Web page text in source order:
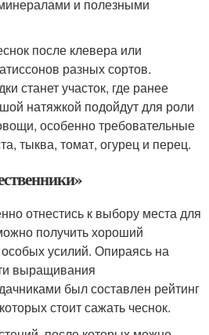
и полезными
после клевера или
разных сортов.
станет участок, где ранее
натяжкой подойдут для роли
особенно требовательные
тыква, томат, огурец и перец.
отнестись к выбору места для
получить хороший
усилий. Опираясь на
выращивания
был составлен рейтинг
стоит сажать чеснок.